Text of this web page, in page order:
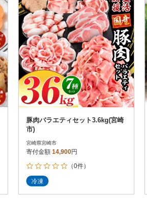
豚肉バラエティセット3.6kg(宮崎
市)
宮崎県宮崎市
寄付金額 14,900円
（0件）
冷凍